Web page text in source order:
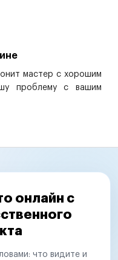
мастер с хорошим
проблему с вашим
онлайн с
что видите и